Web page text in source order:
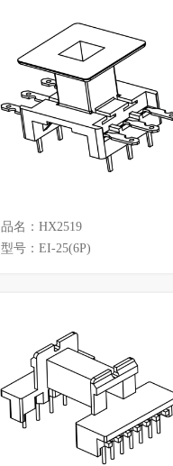
品名：HX2519
型号：EI-25(6P)